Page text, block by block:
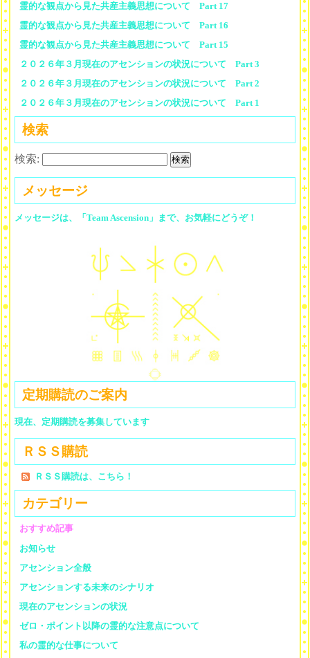
霊的な観点から見た共産主義思想について Part 17
霊的な観点から見た共産主義思想について Part 16
霊的な観点から見た共産主義思想について Part 15
２０２６年３月現在のアセンションの状況について Part 3
２０２６年３月現在のアセンションの状況について Part 2
２０２６年３月現在のアセンションの状況について Part 1
検索
検索:
メッセージ
メッセージは、「Team Ascension」まで、お気軽にどうぞ！
定期購読のご案内
現在、定期購読を募集しています
ＲＳＳ購読
ＲＳＳ購読は、こちら！
カテゴリー
おすすめ記事
お知らせ
アセンション全般
アセンションする未来のシナリオ
現在のアセンションの状況
ゼロ・ポイント以降の霊的な注意点について
私の霊的な仕事について